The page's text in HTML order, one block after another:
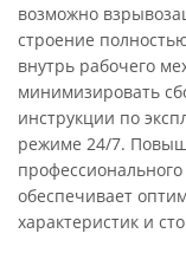
возможно
строение
внутрь рабочего
минимизировать
инструкции по
режиме 24/7.
обеспечивает
характеристик и